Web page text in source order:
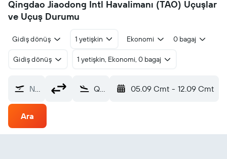
Qingdao Jiaodong Intl Havalimanı (TAO) Uçuşlar
ve Uçuş Durumu
Gidiş dönüş 1 yetişkin Ekonomi 0 bagaj
Gidiş dönüş 1 yetişkin, Ekonomi, 0 bagaj
Nereden? Qingdao Jiaodong Intl (TAO) 05.09 Cmt - 12.09 Cmt
Ara